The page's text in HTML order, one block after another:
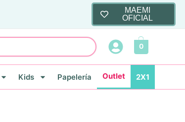
MAEMI
OFICIAL
0
Kids Papelería Outlet 2X1